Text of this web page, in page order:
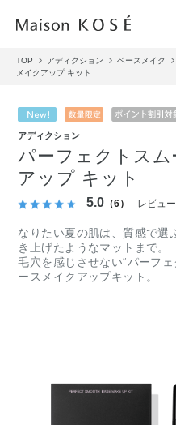
TOP アディクション ベースメイク
メイクアップ キット
アディクション
パーフェクトスム
アップ キット
5.0 （6） レビュ
なりたい夏の肌は、質感で選
き上げたようなマットまで。
毛穴を感じさせない“パーフ
ースメイクアップキット。